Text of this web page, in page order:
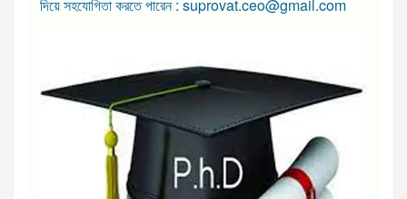
দিয়ে সহযোগিতা করতে পারেন : suprovat.ceo@gmail.com